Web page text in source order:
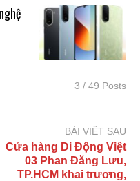
3 / 49 Posts
BÀI VIẾT SAU
Cửa hàng Di Động Việt
03 Phan Đăng Lưu,
TP.HCM khai trương,